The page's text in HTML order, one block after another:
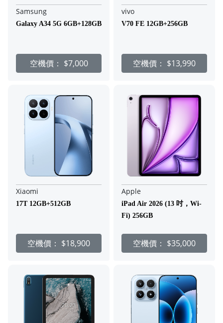
Samsung
Galaxy A34 5G 6GB+128GB
空機價： $7,000
vivo
V70 FE 12GB+256GB
空機價： $13,990
Xiaomi
17T 12GB+512GB
空機價： $18,900
Apple
iPad Air 2026 (13 吋，Wi-
Fi) 256GB
空機價： $35,000